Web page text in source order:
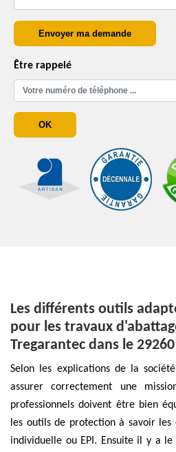
Être rappelé
Les différents outils
pour les travaux
Tregarantec dans le 29260
Selon les explications de la
assurer correctement une
professionnels doivent être bien
les outils de protection à savoir
individuelle ou EPI. Ensuite il y a